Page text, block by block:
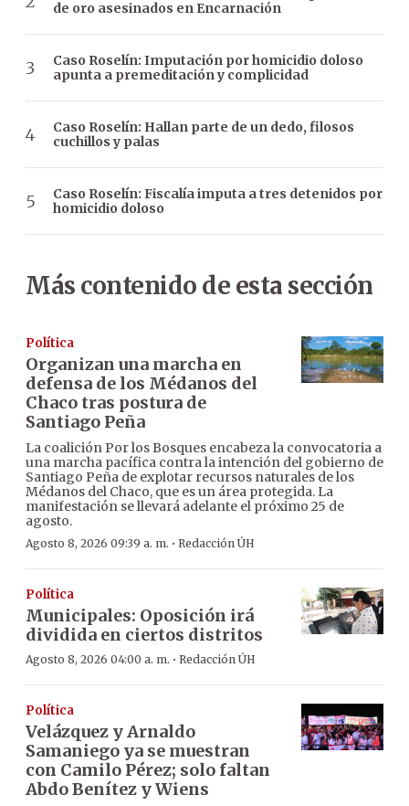
de oro asesinados en Encarnación
Caso Roselín: Imputación por homicidio doloso
apunta a premeditación y complicidad
Caso Roselín: Hallan parte de un dedo, filosos
cuchillos y palas
Caso Roselín: Fiscalía imputa a tres detenidos por
homicidio doloso
Más contenido de esta sección
Política
Organizan una marcha en
defensa de los Médanos del
Chaco tras postura de
Santiago Peña
La coalición Por los Bosques encabeza la convocatoria a
una marcha pacífica contra la intención del gobierno de
Santiago Peña de explotar recursos naturales de los
Médanos del Chaco, que es un área protegida. La
manifestación se llevará adelante el próximo 25 de
agosto.
Agosto 8, 2026 09:39 a. m. · Redacción ÚH
Política
Municipales: Oposición irá
dividida en ciertos distritos
Agosto 8, 2026 04:00 a. m. · Redacción ÚH
Política
Velázquez y Arnaldo
Samaniego ya se muestran
con Camilo Pérez; solo faltan
Abdo Benítez y Wiens